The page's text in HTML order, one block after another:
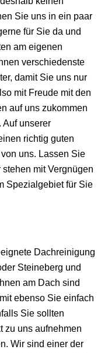
Sie uns in ein paar
für Sie da und
am eigenen
verschiedenste
damit Sie uns nur
mit Freude mit den
auf uns zukommen
Auf unserer
richtig guten
uns. Lassen Sie
mit Vergnügen
Spezialgebiet für Sie
Dachreinigung
Steineberg und
am Dach sind
ebenso Sie einfach
Sie sollten
zu uns aufnehmen
Wir sind einer der